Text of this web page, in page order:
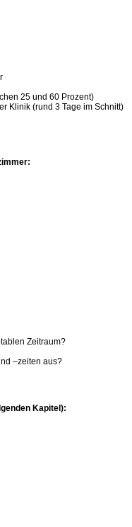
25 und 60 Prozent)
Klinik (rund 3 Tage im Schnitt)
Zeitraum?
–zeiten aus?
Kapitel):